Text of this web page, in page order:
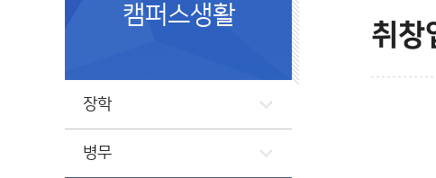
캠퍼스생활
장학
병무
취창